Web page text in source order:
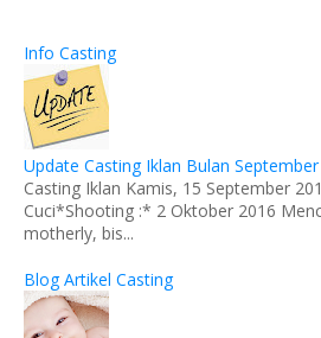
Info Casting
Update Casting Iklan Bulan
Casting Iklan Kamis, 15 September
Cuci*Shooting :* 2 Oktober 2016
motherly, bis...
Blog Artikel Casting